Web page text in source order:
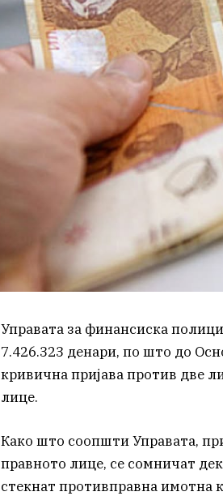
Управата за финансиска
7.426.323 денари, по што до
кривична пријава против две
лице.
Како што соопшти Управата,
правното лице, се сомничат
стекнат противправна имотна